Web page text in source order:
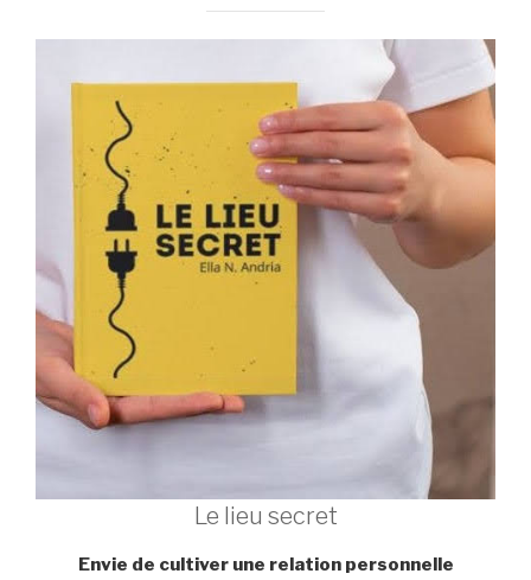
Le lieu secret
Envie de cultiver une relation personnelle